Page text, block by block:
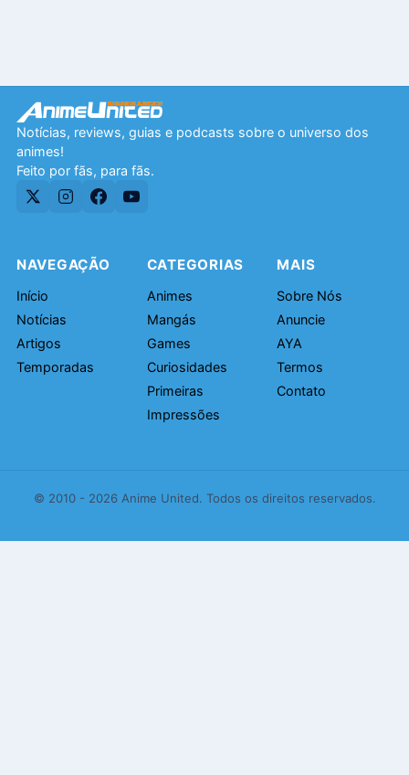
Notícias, reviews, guias e podcasts sobre o universo dos
animes!
Feito por fãs, para fãs.
NAVEGAÇÃO
Início
Notícias
Artigos
Temporadas
CATEGORIAS
Animes
Mangás
Games
Curiosidades
Primeiras
Impressões
MAIS
Sobre Nós
Anuncie
AYA
Termos
Contato
© 2010 - 2026 Anime United. Todos os direitos reservados.